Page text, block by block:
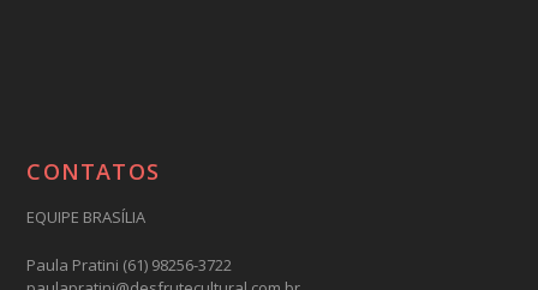
CONTATOS
EQUIPE BRASÍLIA
Paula Pratini (61) 98256-3722